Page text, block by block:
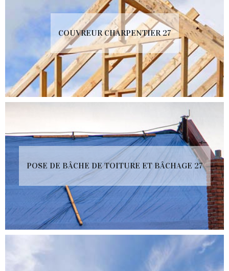
COUVREUR CHARPENTIER 27
POSE DE BÂCHE DE TOITURE ET BÂCHAGE 27